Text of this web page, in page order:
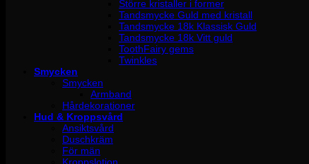
Större kristaller i former
Tandsmycke Guld med kristall
Tandsmycke 18k Klassisk Guld
Tandsmycke 18k Vitt guld
ToothFairy gems
Twinkles
Smycken
Smycken
Armband
Hårdekorationer
Hud & Kroppsvård
Ansiktsvård
Duschkräm
För män
Kroppslotion